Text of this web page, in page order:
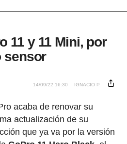
11 y 11 Mini, por
sensor
14/09/22 16:30 IGNACIO P.
acaba de renovar su
actualización de su
que ya va por la versión